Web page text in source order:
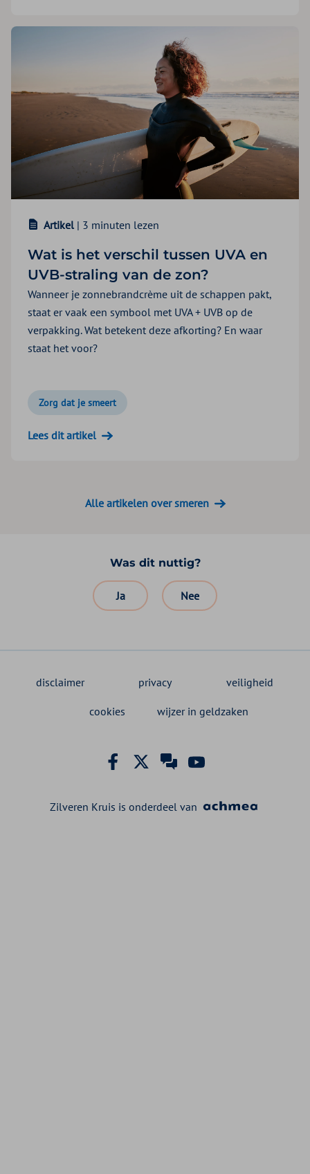
Artikel | 3 minuten lezen
Wat is het verschil tussen UVA en
UVB-straling van de zon?
Wanneer je zonnebrandcrème uit de schappen pakt,
staat er vaak een symbool met UVA + UVB op de
verpakking. Wat betekent deze afkorting? En waar
staat het voor?
Zorg dat je smeert
Lees dit artikel
Alle artikelen over smeren
Was dit nuttig?
Ja Nee
disclaimer privacy veiligheid
cookies wijzer in geldzaken
Facebook Zilveren Kruis
X Zilveren Kruis
Zilveren Kruis
YouTube
Zilveren Kruis is onderdeel van